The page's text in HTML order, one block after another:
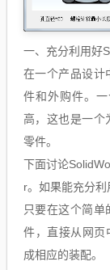
一、充分利用好
在一个产品设计
件和外购件。
高，这也是一个
零件。
下面讨论
r。如果能充分利
只要在这个简
件，直接从网页
成相应的装配。